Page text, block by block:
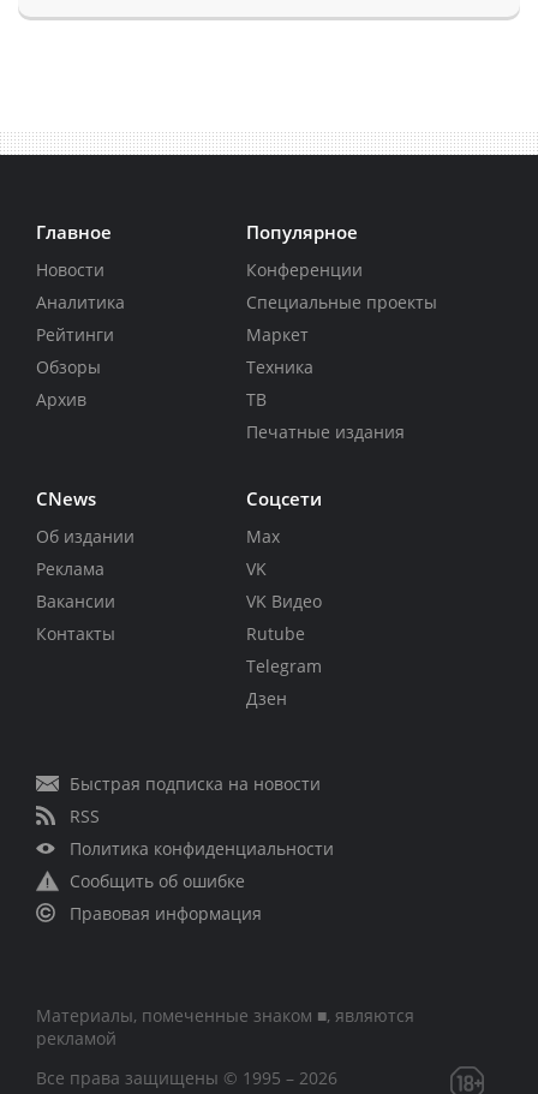
Главное
Новости
Аналитика
Рейтинги
Обзоры
Архив
Популярное
Конференции
Специальные проекты
Маркет
Техника
ТВ
Печатные издания
CNews
Об издании
Реклама
Вакансии
Контакты
Соцсети
Max
VK
VK Видео
Rutube
Telegram
Дзен
Быстрая подписка на новости
RSS
Политика конфиденциальности
Сообщить об ошибке
Правовая информация
Материалы, помеченные знаком ■, являются
рекламой
Все права защищены © 1995 – 2026